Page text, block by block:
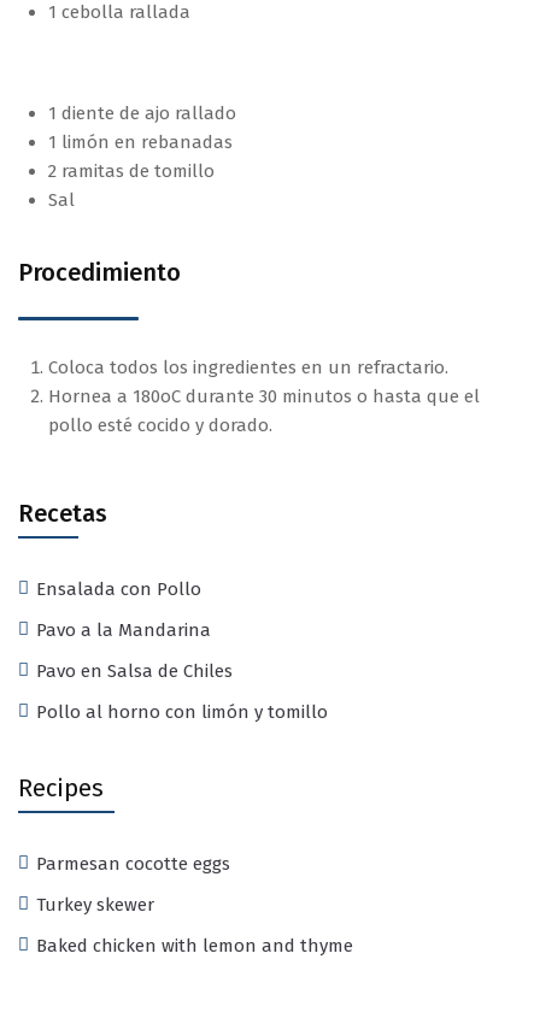
1 cebolla rallada
1 diente de ajo rallado
1 limón en rebanadas
2 ramitas de tomillo
Sal
Procedimiento
Coloca todos los ingredientes en un refractario.
Hornea a 180oC durante 30 minutos o hasta que el
pollo esté cocido y dorado.
Recetas
Ensalada con Pollo
Pavo a la Mandarina
Pavo en Salsa de Chiles
Pollo al horno con limón y tomillo
Recipes
Parmesan cocotte eggs
Turkey skewer
Baked chicken with lemon and thyme